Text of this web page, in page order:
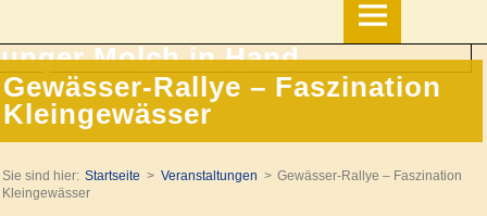
Gewässer-Rallye – Faszination
Kleingewässer
Sie sind hier: Startseite Veranstaltungen
Gewässer-Rallye – Faszination
Kleingewässer